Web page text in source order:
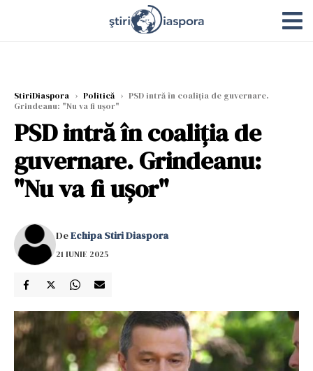
StiriDiaspora › Politică › PSD intră în coaliția de guvernare.
Grindeanu: "Nu va fi ușor"
PSD intră în coaliția de
guvernare. Grindeanu:
"Nu va fi ușor"
DeEchipa Stiri Diaspora
21 IUNIE 2025